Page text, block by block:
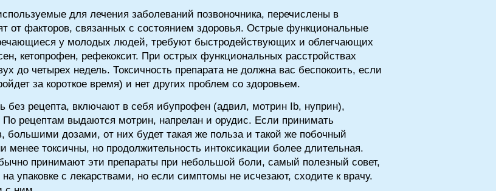
для лечения заболеваний позвоночника, перечислены в
факторов, связанных с состоянием здоровья. Острые функциональные
у молодых людей, требуют быстродействующих и облегчающих
кетопрофен, рефекоксит. При острых функциональных расстройствах
до четырех недель. Токсичность препарата не должна вас беспокоить, если
за короткое время) и нет других проблем со здоровьем.
рецепта, включают в себя ибупрофен (адвил, мотрин Ib, нуприн),
По рецептам выдаются мотрин, напрелан и орудис. Если принимать
большими дозами, от них будет такая же польза и такой же побочный
менее токсичны, но продолжительность интоксикации более длительная.
принимают эти препараты при небольшой боли, самый полезный совет,
упаковке с лекарствами, но если симптомы не исчезают, сходите к врачу.